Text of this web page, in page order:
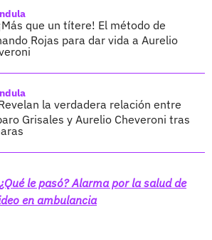
que un títere! El método de
Rojas para dar vida a Aurelio
la verdadera relación entre
Grisales y Aurelio Cheveroni tras
¿Qué le pasó? Alarma por la salud de
en ambulancia